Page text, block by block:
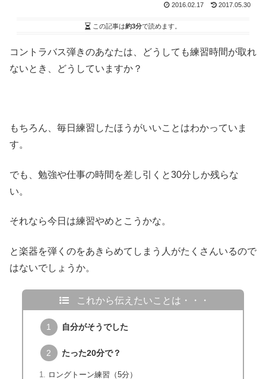
2016.02.17 2017.05.30
この記事は約3分で読めます。
コントラバス弾きのあなたは、どうしても練習時間が取れ
ないとき、どうしていますか？
もちろん、毎日練習したほうがいいことはわかっていま
す。
でも、勉強や仕事の時間を差し引くと30分しか残らな
い。
それなら今日は練習やめとこうかな。
と楽器を弾くのをあきらめてしまう人がたくさんいるので
はないでしょうか。
これから伝えたいことは・・・
自分がそうでした
たった20分で？
ロングトーン練習（5分）